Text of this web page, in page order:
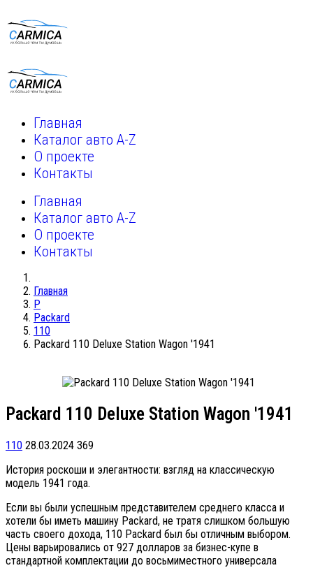
Главная
Каталог авто A-Z
О проекте
Контакты
Главная
Каталог авто A-Z
О проекте
Контакты
Главная
P
Packard
110
Packard 110 Deluxe Station Wagon '1941
Packard 110 Deluxe Station Wagon '1941
110 28.03.2024 369
История роскоши и элегантности: взгляд на классическую
модель 1941 года.
Если вы были успешным представителем среднего класса и
хотели бы иметь машину Packard, не тратя слишком большую
часть своего дохода, 110 Packard был бы отличным выбором.
Цены варьировались от 927 долларов за бизнес-купе в
стандартной комплектации до восьмиместного универсала